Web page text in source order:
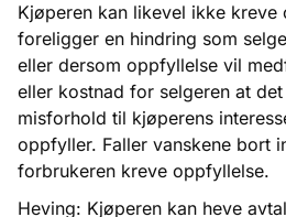
Kjøperen kan likevel ikke
foreligger en hindring som
eller dersom oppfyllelse vil
eller kostnad for selgeren at
misforhold til kjøperens
oppfyller. Faller vanskene bort
forbrukeren kreve oppfyllelse.
Heving: Kjøperen kan heve